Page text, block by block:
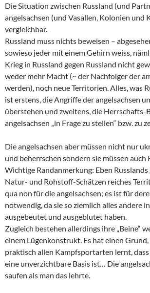
Die Situation zwischen Russland (und
angelsachsen (und Vasallen, Kolonien und
vergleichbar.
Russland muss nichts beweisen –
sowieso jeder mit einem Gehirn weiss,
Krieg in Russland gegen Russland nicht
weder mehr Macht (~ der Nachfolger der
werden), noch neue Territorien. Alles, was
ist erstens, die Angriffe der angelsachsen
überstehen und zweitens, die Herrschafts-
angelsachsen „in Frage zu stellen“ bzw. zu
Die angelsachsen aber müssen nicht nur
und beherrschen sondern sie müssen auch
Wichtige Randanmerkung: Eben
Natur- und Rohstoff-Schätzen reiches
qua non für die angelsachsen; es ist für
notwendig, da sie so ziemlich alles andere
ausgebeutet und ausgeblutet haben.
Zugleich bestehen allerdings ihre „Beine“
einem Lügenkonstrukt. Es hat einen
praktisch allen Kampfsportarten lernt,
eine unverzichtbare Basis ist… Die
saufen als man das lehrte.